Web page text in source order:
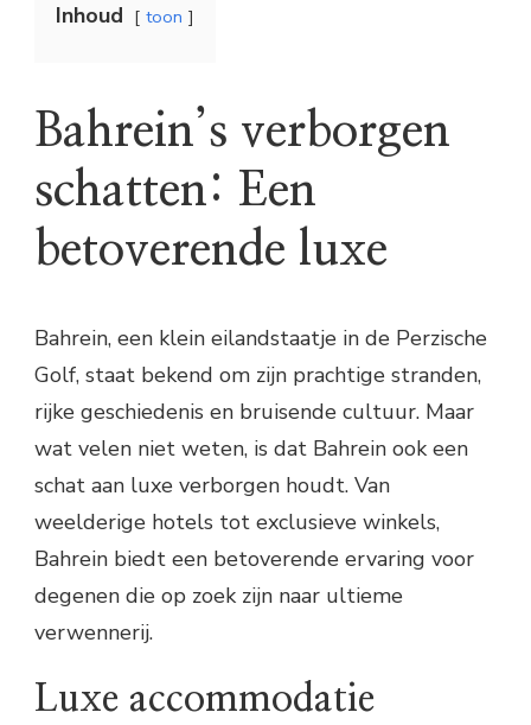
Inhoud toon
Bahrein’s verborgen
schatten: Een
betoverende luxe
Bahrein, een klein eilandstaatje in de Perzische
Golf, staat bekend om zijn prachtige stranden,
rijke geschiedenis en bruisende cultuur. Maar
wat velen niet weten, is dat Bahrein ook een
schat aan luxe verborgen houdt. Van
weelderige hotels tot exclusieve winkels,
Bahrein biedt een betoverende ervaring voor
degenen die op zoek zijn naar ultieme
verwennerij.
Luxe accommodatie